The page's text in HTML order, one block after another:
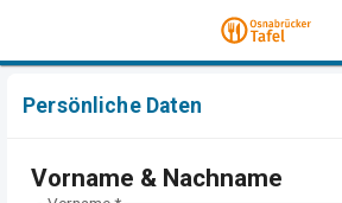
Persönliche Daten
Vorname & Nachname